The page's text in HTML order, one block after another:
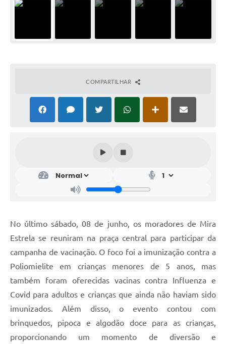
COMPARTILHAR
No último sábado, 08 de junho, os moradores de Mira
Estrela se reuniram na praça central para participar da
campanha de vacinação. O foco foi a imunização contra a
Poliomielite em crianças menores de 5 anos, mas
também foram oferecidas vacinas contra Influenza e
Covid para adultos e crianças que ainda não haviam sido
imunizados. Além disso, o evento contou com
brinquedos, pipoca e algodão doce para as crianças,
proporcionando um momento de diversão e